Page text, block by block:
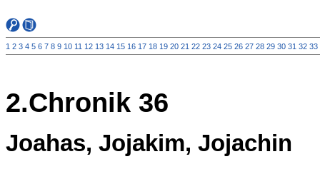
1 2 3 4 5 6 7 8 9 10 11 12 13 14 15 16 17 18 19 20 21 22 23 24 25 26 27 28 29 30 31 32 33
2.Chronik 36
Joahas, Jojakim, Jojachin